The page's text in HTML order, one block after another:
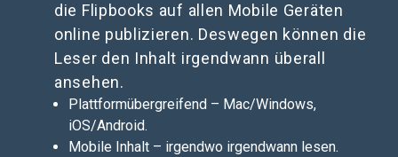
die Flipbooks auf allen Mobile Geräten
online publizieren. Deswegen können die
Leser den Inhalt irgendwann überall
ansehen.
Plattformübergreifend – Mac/Windows,
iOS/Android.
Mobile Inhalt – irgendwo irgendwann lesen.